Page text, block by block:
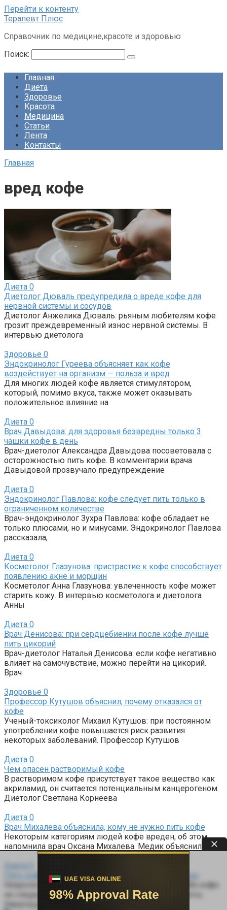
Перейти к контенту
Терапевт Плюс
Справочник по медицине,красоте и здоровью
Поиск:
Главная
Диета
Здоровье
Красота
Медицина
Статьи
Лента
Контакты
Главная
вред кофе
Диета 0
Диетолог Дюваль предупредила о вреде кофе для
нервной системы и сосудов
Диетолог Анжелика Дюваль: рьяным любителям кофе
грозит преждевременный износ нервной системы. В
интервью диетолога
Здоровье 0
Эндокринолог Гуреева объясняет как кофе
воздействует на организм — польза и вред
Для многих людей кофе является стимулятором,
который, помимо вкуса, также может оказывать
положительное влияние на
Диета 0
Врач Давыдова: для здоровья безвредны только 3
чашки кофе в день
Врач-диетолог Александра Давыдова посоветовала с
осторожностью пить кофе. В комментарии врача
Давыдовой прозвучало предупреждение
Диета 0
Эндокринолог Павлова: кофе следует пить только в
ограниченном количестве
Врач-эндокринолог Зухра Павлова: кофе обладает не
только плюсами, но и минусами. Эндокринолог Павлова
рассказала,
Диета 0
Косметолог Глазунова: пристрастие к кофе способствует
появлению акне и морщин
Косметолог Анна Глазунова: увлеченность кофе может
старить кожу. В интервью косметолога и диетолога
Анны
Диета 0
Врач Денисова: при сердцебиении после кофе лучше
пить цикорий
Врач-диетолог Наталья Денисова: если кофе негативно
влияет на самочувствие, можно перейти на цикорий.
Врач
Здоровье 0
Профессор Кутушов объяснил, почему отказался от
кофе
Ученый-токсиколог Михаил Кутушов: при постоянном
употреблении кофе повышается риск развития
некоторых заболеваний. Профессор Кутушов
Диета 0
Чем опасен растворимый кофе
В растворимом кофе присутствует такое вещество как
акриламид, он считается потенциальным канцерогеном.
Диетолог Светлана Корнеева
Диета 0
Врач Михалева объяснила, кому не нужно пить кофе
Некоторым категориям людей кофе вреден, об этом
напомнила врач Оксана Михалева. Медик объяснила в
Диета
Пить кофе для борьбы с упадком сил небезопасно
Невролог Игорь Мацокин: часто взбадривать себя кофе
не следует, это может давать негативные эффекты.
Навигация по записям